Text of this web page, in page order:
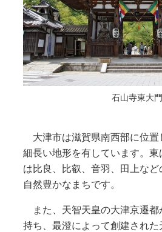
石山寺東大門
大津市は滋賀県南西部に位置
細長い地形を有しています。
は比良、比叡、音羽、田上な
自然豊かなまちです。
また、天智天皇の大津京遷都
持ち、最澄によって創建された